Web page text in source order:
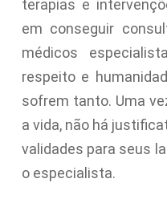
terapias e
em conseguir
médicos
respeito e
sofrem tanto. Uma
a vida, não há
validades para seus
o especialista.